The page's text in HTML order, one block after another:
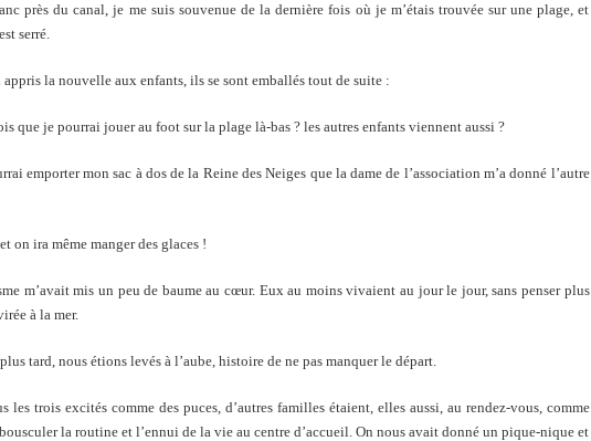
près du canal, je me suis souvenue de la dernière fois où je m’étais trouvée sur une plage, et
serré.
la nouvelle aux enfants, ils se sont emballés tout de suite :
que je pourrai jouer au foot sur la plage là-bas ? les autres enfants viennent aussi ?
emporter mon sac à dos de la Reine des Neiges que la dame de l’association m’a donné l’autre
on ira même manger des glaces !
m’avait mis un peu de baume au cœur. Eux au moins vivaient au jour le jour, sans penser plus
à la mer.
tard, nous étions levés à l’aube, histoire de ne pas manquer le départ.
les trois excités comme des puces, d’autres familles étaient, elles aussi, au rendez-vous, comme
la routine et l’ennui de la vie au centre d’accueil. On nous avait donné un pique-nique et